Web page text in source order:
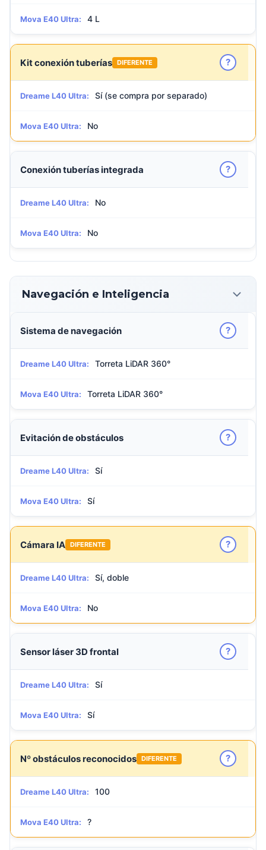
Mova E40 Ultra: 4 L
Kit conexión tuberías DIFERENTE ?
Dreame L40 Ultra: Sí (se compra por separado)
Mova E40 Ultra: No
Conexión tuberías integrada ?
Dreame L40 Ultra: No
Mova E40 Ultra: No
Navegación e Inteligencia
Sistema de navegación ?
Dreame L40 Ultra: Torreta LiDAR 360°
Mova E40 Ultra: Torreta LiDAR 360°
Evitación de obstáculos ?
Dreame L40 Ultra: Sí
Mova E40 Ultra: Sí
Cámara IA DIFERENTE ?
Dreame L40 Ultra: Sí, doble
Mova E40 Ultra: No
Sensor láser 3D frontal ?
Dreame L40 Ultra: Sí
Mova E40 Ultra: Sí
Nº obstáculos reconocidos DIFERENTE ?
Dreame L40 Ultra: 100
Mova E40 Ultra: ?